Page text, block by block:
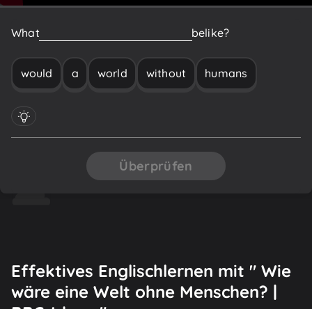
What belike?
would a world without humans
Überprüfen
Effektives Englischlernen mit " Wie
wäre eine Welt ohne Menschen? |